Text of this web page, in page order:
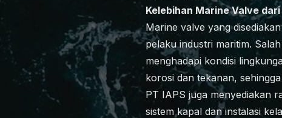
Kelebihan Marine Valve
Marine valve yang
pelaku industri maritim.
menghadapi kondisi
korosi dan tekanan,
PT IAPS juga menyediakan
sistem kapal dan instalasi